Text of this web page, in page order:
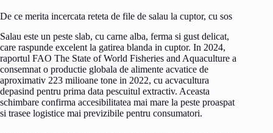
De ce merita incercata reteta de file de salau la cuptor, cu sos
Salau este un peste slab, cu carne alba, ferma si gust delicat,
care raspunde excelent la gatirea blanda in cuptor. In 2024,
raportul FAO The State of World Fisheries and Aquaculture a
consemnat o productie globala de alimente acvatice de
aproximativ 223 milioane tone in 2022, cu acvacultura
depasind pentru prima data pescuitul extractiv. Aceasta
schimbare confirma accesibilitatea mai mare la peste proaspat
si trasee logistice mai previzibile pentru consumatori.